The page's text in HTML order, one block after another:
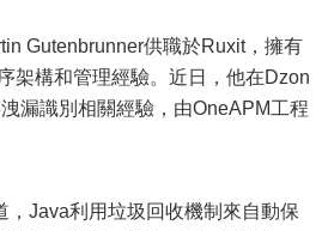
Gutenbrunner供職於Ruxit，擁有
架構和管理經驗。近日，他在Dzon
漏識別相關經驗，由OneAPM工程
，Java利用垃圾回收機制來自動保